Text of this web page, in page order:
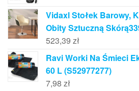
Vidaxl Stołek Barowy,
Obity Sztuczną
523,39 zł
Ravi Worki Na Śmieci
60 L (S52977277)
7,98 zł